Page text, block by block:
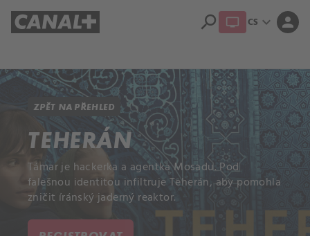
search CS expand_more person
ZPĚT NA PŘEHLED
TEHERÁN
Támar je hackerka a agentka Mosadu. Pod
falešnou identitou infiltruje Teherán, aby pomohla
zničit íránský jaderný reaktor.